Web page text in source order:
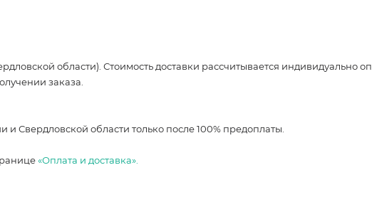
области). Стоимость доставки рассчитывается индивидуально
заказа.
Свердловской области только после 100% предоплаты.
«Оплата и доставка».